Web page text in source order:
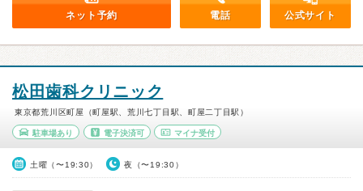
ネット予約 電話 公式サイト
松田歯科クリニック
東京都荒川区町屋（町屋駅、荒川七丁目駅、町屋二丁目駅）
駐車場あり 電子決済可 マイナ受付
土曜（〜19:30） 夜（〜19:30）